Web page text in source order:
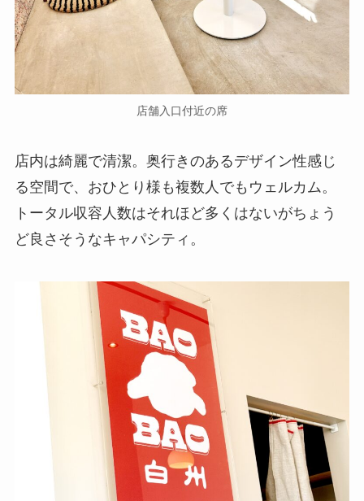
店舗入口付近の席
店内は綺麗で清潔。奥行きのあるデザイン性感じ
る空間で、おひとり様も複数人でもウェルカム。
トータル収容人数はそれほど多くはないがちょう
ど良さそうなキャパシティ。